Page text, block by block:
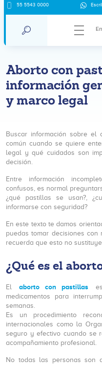
55 5543 0000
En
Aborto con
información
y marco legal
Buscar información sobre el
común cuando se quiere
legal y qué cuidados son
decisión.
Entre información
confusos, es normal
¿qué pastillas se usan?,
informarse con seguridad?
En este texto te damos
puedas tomar decisiones
recuerda que esto no
¿Qué es el
El aborto con pastillas
medicamentos para
semanas.
Es un procedimiento
internacionales como la
seguro y efectivo cuando se
acompañamiento profesional.
No todas las personas son